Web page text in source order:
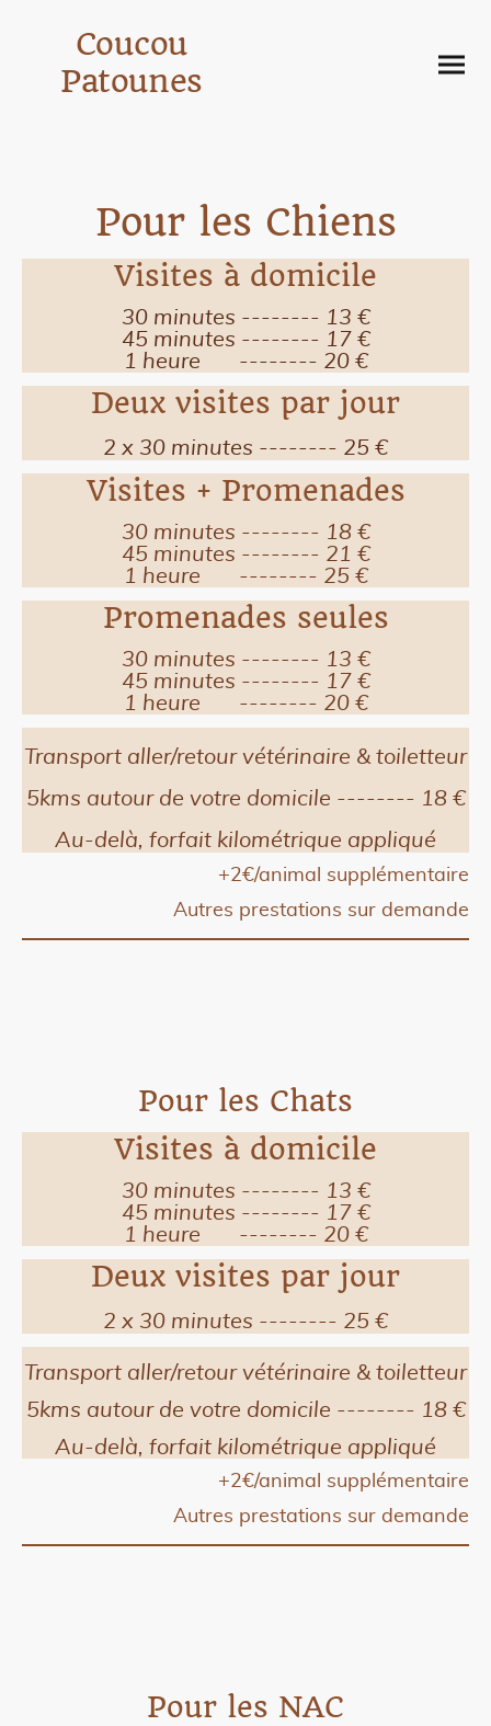
Coucou
Patounes
Pour les Chiens
Visites à domicile
30 minutes -------- 13 €
45 minutes -------- 17 €
1 heure -------- 20 €
Deux visites par jour
2 x 30 minutes -------- 25 €
Visites + Promenades
30 minutes -------- 18 €
45 minutes -------- 21 €
1 heure -------- 25 €
Promenades seules
30 minutes -------- 13 €
45 minutes -------- 17 €
1 heure -------- 20 €
Transport aller/retour vétérinaire & toiletteur
5kms autour de votre domicile -------- 18 €
Au-delà, forfait kilométrique appliqué
+2€/animal supplémentaire
Autres prestations sur demande
Pour les Chats
Visites à domicile
30 minutes -------- 13 €
45 minutes -------- 17 €
1 heure -------- 20 €
Deux visites par jour
2 x 30 minutes -------- 25 €
Transport aller/retour vétérinaire & toiletteur
5kms autour de votre domicile -------- 18 €
Au-delà, forfait kilométrique appliqué
+2€/animal supplémentaire
Autres prestations sur demande
Pour les NAC